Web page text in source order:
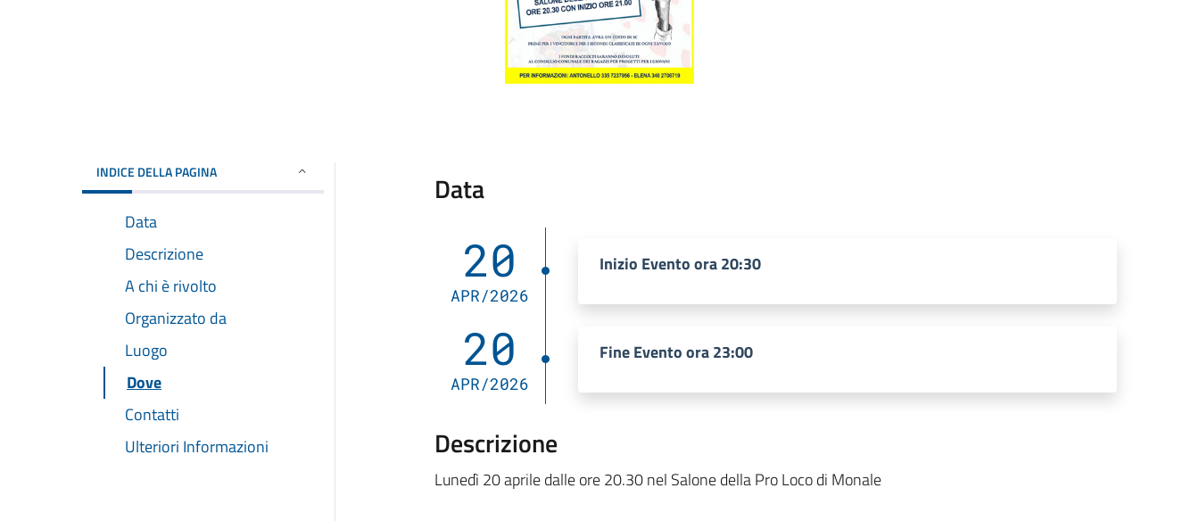
INDICE DELLA PAGINA
Data
Descrizione
A chi è rivolto
Organizzato da
Luogo
Dove
Contatti
Ulteriori Informazioni
Data
20
APR/2026
Inizio Evento ora 20:30
20
APR/2026
Fine Evento ora 23:00
Descrizione
Lunedì 20 aprile dalle ore 20.30 nel Salone della Pro Loco di Monale